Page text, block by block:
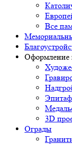
Все
Оформление
3D
Ограды